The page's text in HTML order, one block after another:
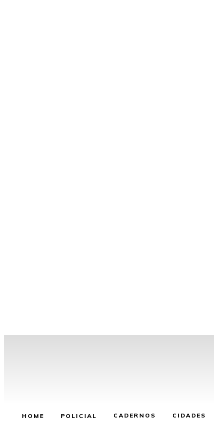
HOME POLICIAL CADERNOS CIDADES